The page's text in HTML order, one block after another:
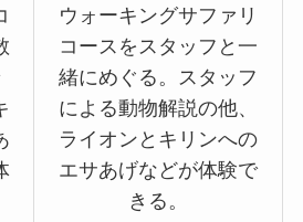
ウォーキングサファリ
コースをスタッフと一
緒にめぐる。スタッフ
による動物解説の他、
ライオンとキリンへの
エサあげなどが体験で
きる。